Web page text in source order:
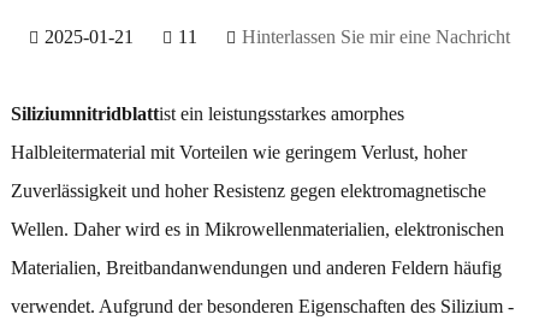
2025-01-21 11 Hinterlassen Sie mir eine Nachricht
Siliziumnitridblattist ein leistungsstarkes amorphes
Halbleitermaterial mit Vorteilen wie geringem Verlust, hoher
Zuverlässigkeit und hoher Resistenz gegen elektromagnetische
Wellen. Daher wird es in Mikrowellenmaterialien, elektronischen
Materialien, Breitbandanwendungen und anderen Feldern häufig
verwendet. Aufgrund der besonderen Eigenschaften des Silizium -